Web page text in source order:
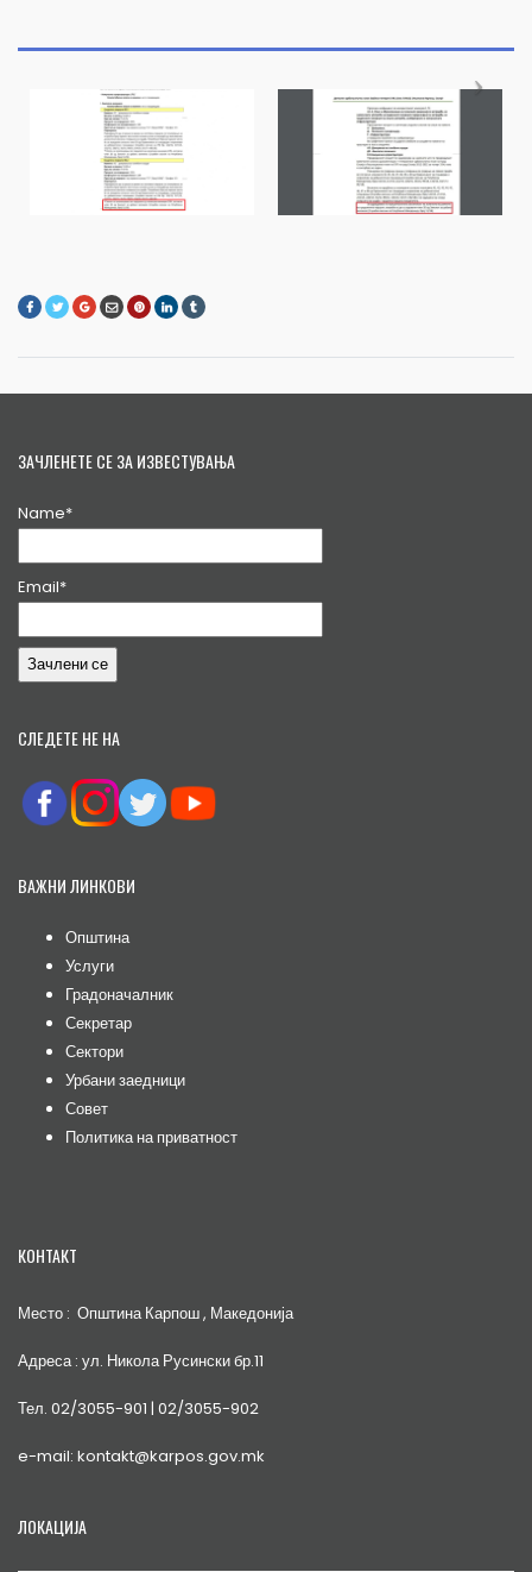
ЗАЧЛЕНЕТЕ СЕ ЗА ИЗВЕСТУВАЊА
Name*
Email*
СЛЕДЕТЕ НЕ НА
ВАЖНИ ЛИНКОВИ
Општина
Услуги
Градоначалник
Секретар
Сектори
Урбани заедници
Совет
Политика на приватност
КОНТАКТ
Место : Општина Карпош , Македонија
Адреса : ул. Никола Русински бр.11
Тел. 02/3055-901 | 02/3055-902
e-mail: kontakt@karpos.gov.mk
ЛОКАЦИЈА